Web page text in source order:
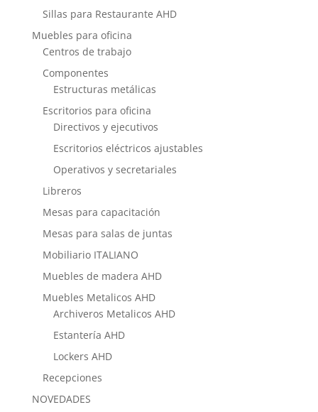
Sillas para Restaurante AHD
Muebles para oficina
Centros de trabajo
Componentes
Estructuras metálicas
Escritorios para oficina
Directivos y ejecutivos
Escritorios eléctricos ajustables
Operativos y secretariales
Libreros
Mesas para capacitación
Mesas para salas de juntas
Mobiliario ITALIANO
Muebles de madera AHD
Muebles Metalicos AHD
Archiveros Metalicos AHD
Estantería AHD
Lockers AHD
Recepciones
NOVEDADES